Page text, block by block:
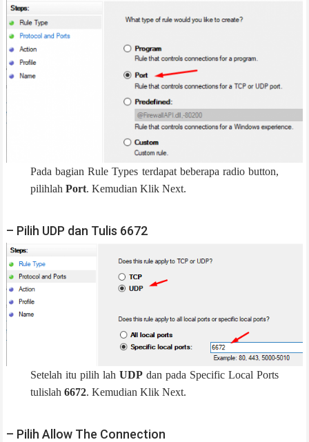
Pada bagian Rule Types terdapat beberapa radio button,
pilihlah Port. Kemudian Klik Next.
– Pilih UDP dan Tulis 6672
Setelah itu pilih lahUDP dan pada Specific Local Ports
tulislah 6672. Kemudian Klik Next.
– Pilih Allow The Connection